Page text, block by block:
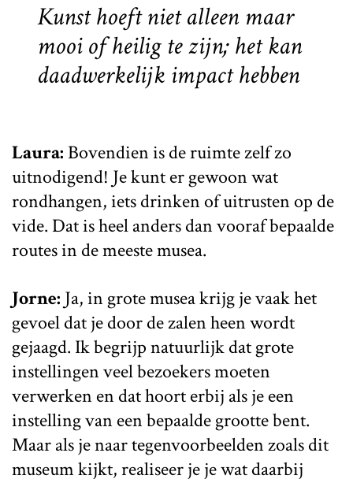
Kunst hoeft niet alleen maar
mooi of heilig te zijn; het kan
daadwerkelijk impact hebben
Laura: Bovendien is de ruimte zelf zo
uitnodigend! Je kunt er gewoon wat
rondhangen, iets drinken of uitrusten op de
vide. Dat is heel anders dan vooraf bepaalde
routes in de meeste musea.
Jorne: Ja, in grote musea krijg je vaak het
gevoel dat je door de zalen heen wordt
gejaagd. Ik begrijp natuurlijk dat grote
instellingen veel bezoekers moeten
verwerken en dat hoort erbij als je een
instelling van een bepaalde grootte bent.
Maar als je naar tegenvoorbeelden zoals dit
museum kijkt, realiseer je je wat daarbij